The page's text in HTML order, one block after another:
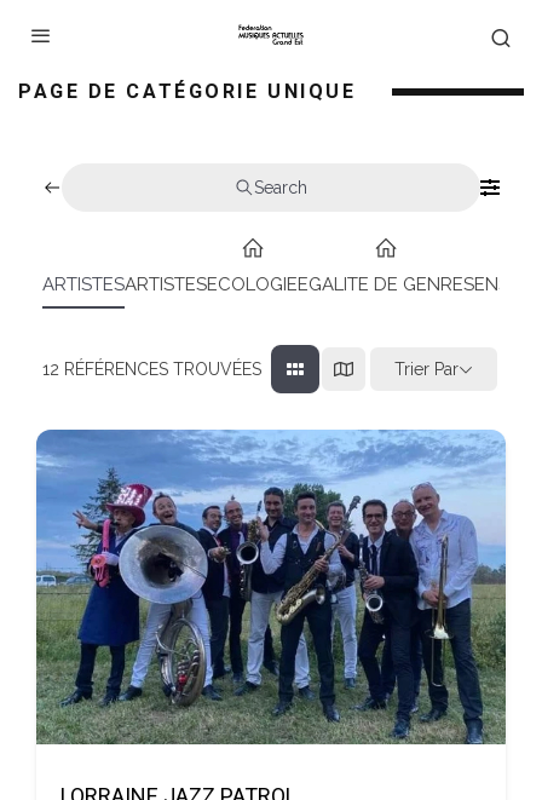
PAGE DE CATÉGORIE UNIQUE
Search
ARTISTESARTISTESECOLOGIEEGALITE DE GENRES
12 RÉFÉRENCES TROUVÉES Trier Par